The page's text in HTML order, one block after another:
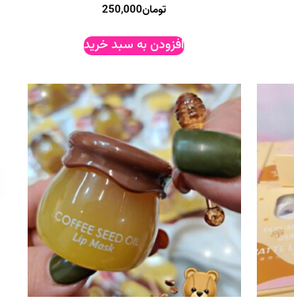
تومان250,000
افزودن به سبد خرید